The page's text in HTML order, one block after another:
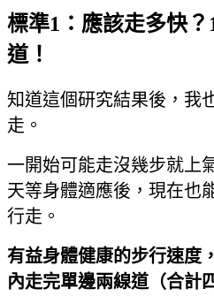
標準1：應該走多快
道！
知道這個研究結果後，我
走。
一開始可能走沒幾步就上
天等身體適應後，現在也
行走。
有益身體健康的步行速度
內走完單邊兩線道（合計